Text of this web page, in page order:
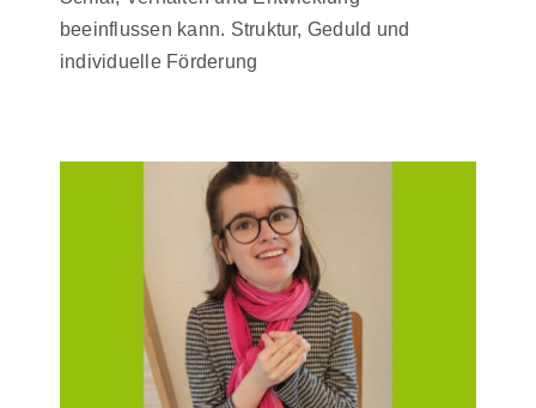
beeinflussen kann. Struktur, Geduld und
individuelle Förderung